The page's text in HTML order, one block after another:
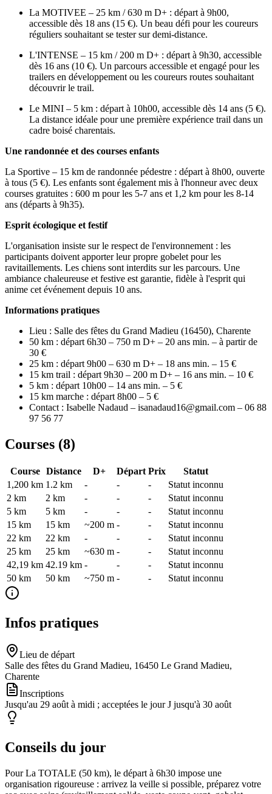
La MOTIVEE – 25 km / 630 m D+ : départ à 9h00,
accessible dès 18 ans (15 €). Un beau défi pour les coureurs
réguliers souhaitant se tester sur demi-distance.
L'INTENSE – 15 km / 200 m D+ : départ à 9h30, accessible
dès 16 ans (10 €). Un parcours accessible et engagé pour les
trailers en développement ou les coureurs routes souhaitant
découvrir le trail.
Le MINI – 5 km : départ à 10h00, accessible dès 14 ans (5 €).
La distance idéale pour une première expérience trail dans un
cadre boisé charentais.
Une randonnée et des courses enfants
La Sportive – 15 km de randonnée pédestre : départ à 8h00, ouverte
à tous (5 €). Les enfants sont également mis à l'honneur avec deux
courses gratuites : 600 m pour les 5-7 ans et 1,2 km pour les 8-14
ans (départs à 9h35).
Esprit écologique et festif
L'organisation insiste sur le respect de l'environnement : les
participants doivent apporter leur propre gobelet pour les
ravitaillements. Les chiens sont interdits sur les parcours. Une
ambiance chaleureuse et festive est garantie, fidèle à l'esprit qui
anime cet événement depuis 10 ans.
Informations pratiques
Lieu : Salle des fêtes du Grand Madieu (16450), Charente
50 km : départ 6h30 – 750 m D+ – 20 ans min. – à partir de
30 €
25 km : départ 9h00 – 630 m D+ – 18 ans min. – 15 €
15 km trail : départ 9h30 – 200 m D+ – 16 ans min. – 10 €
5 km : départ 10h00 – 14 ans min. – 5 €
15 km marche : départ 8h00 – 5 €
Contact : Isabelle Nadaud – isanadaud16@gmail.com – 06 88
97 56 77
Courses (8)
Course Distance D+ Départ Prix
Statut
1,200 km 1.2 km - - -
Statut inconnu
2 km
2 km - - -
Statut inconnu
5 km
5 km - - -
Statut inconnu
15 km
15 km ~200 m - -
Statut inconnu
22 km
22 km - - -
Statut inconnu
25 km
25 km ~630 m - -
Statut inconnu
42,19 km 42.19 km - - -
Statut inconnu
50 km
50 km ~750 m - - Statut inconnu
Infos pratiques
Lieu de départ
Salle des fêtes du Grand Madieu, 16450 Le Grand Madieu,
Charente
Inscriptions
Jusqu'au 29 août à midi ; acceptées le jour J jusqu'à 30 août
Conseils du jour
Pour La TOTALE (50 km), le départ à 6h30 impose une
organisation rigoureuse : arrivez la veille si possible, préparez votre